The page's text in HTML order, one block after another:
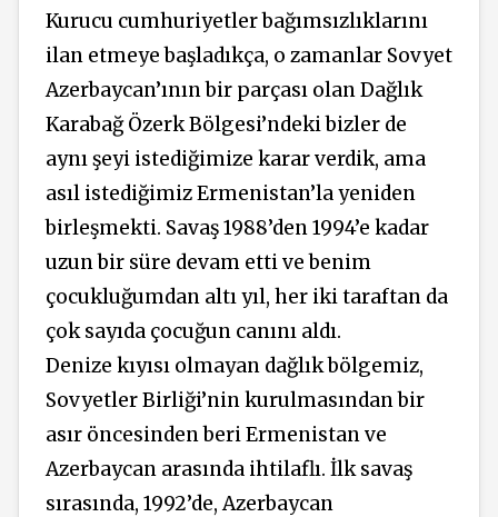
Kurucu cumhuriyetler bağımsızlıklarını
ilan etmeye başladıkça, o zamanlar Sovyet
Azerbaycan’ının bir parçası olan Dağlık
Karabağ Özerk Bölgesi’ndeki bizler de
aynı şeyi istediğimize karar verdik, ama
asıl istediğimiz Ermenistan’la yeniden
birleşmekti. Savaş 1988’den 1994’e kadar
uzun bir süre devam etti ve benim
çocukluğumdan altı yıl, her iki taraftan da
çok sayıda çocuğun canını aldı.
Denize kıyısı olmayan dağlık bölgemiz,
Sovyetler Birliği’nin kurulmasından bir
asır öncesinden beri Ermenistan ve
Azerbaycan arasında ihtilaflı. İlk savaş
sırasında, 1992’de, Azerbaycan